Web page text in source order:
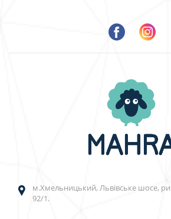
м.Хмельницький, Львівське шосе,
92/1.